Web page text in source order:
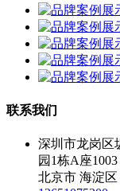
联系我们
深圳市龙岗区
园1栋A座1003
北京市 海淀区